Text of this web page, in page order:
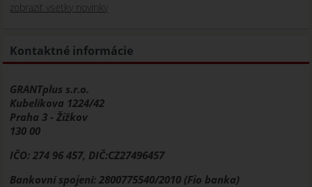
zobraziť vsetky novinky
Kontaktné informácie
GRANTplus s.r.o.
Kubelíkova 1224/42
Praha 3 - Žižkov
130 00
IČO: 274 96 457, DIČ:CZ27496457
Bankovní spojení: 2800775540/2010 (Fio banka)